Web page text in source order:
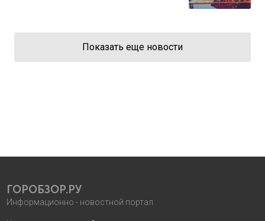
Показать еще новости
ГОРОБЗОР.РУ
Информационно - новостной портал